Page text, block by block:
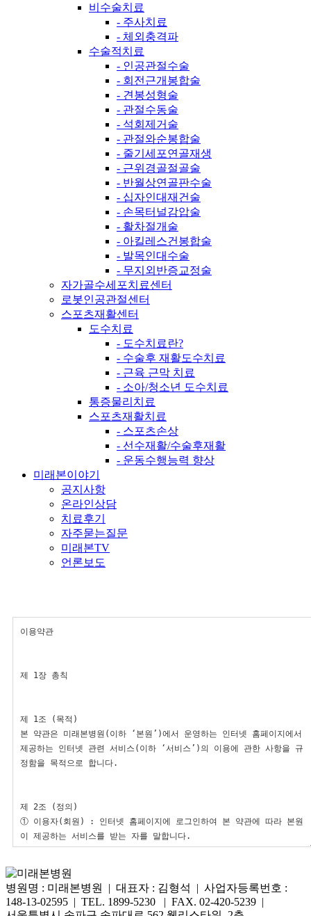
비수술치료
- 주사치료
- 체외충격파
수술적치료
- 인공관절수술
- 회전근개봉합술
- 견봉성형술
- 관절수동술
- 석회제거술
- 관절와순봉합술
- 줄기세포연골재생
- 근위경골절골술
- 반월상연골판수술
- 십자인대재건술
- 손목터널감압술
- 활차절개술
- 아킬레스건봉합술
- 발목인대수술
- 무지외반증교정술
자가골수세포치료센터
로봇인공관절센터
스포츠재활센터
도수치료
- 도수치료란?
- 수술후 재활도수치료
- 근육 근막 치료
- 소아/청소년 도수치료
통증물리치료
스포츠재활치료
- 스포츠손상
- 선수재활/수술후재활
- 운동수행능력 향상
미래본이야기
공지사항
온라인상담
치료후기
자주묻는질문
미래본TV
언론보도
병원명 : 미래본병원 | 대표자 : 김형석 | 사업자등록번호 :
148-13-02595 | TEL. 1899-5230 | FAX. 02-420-5239 |